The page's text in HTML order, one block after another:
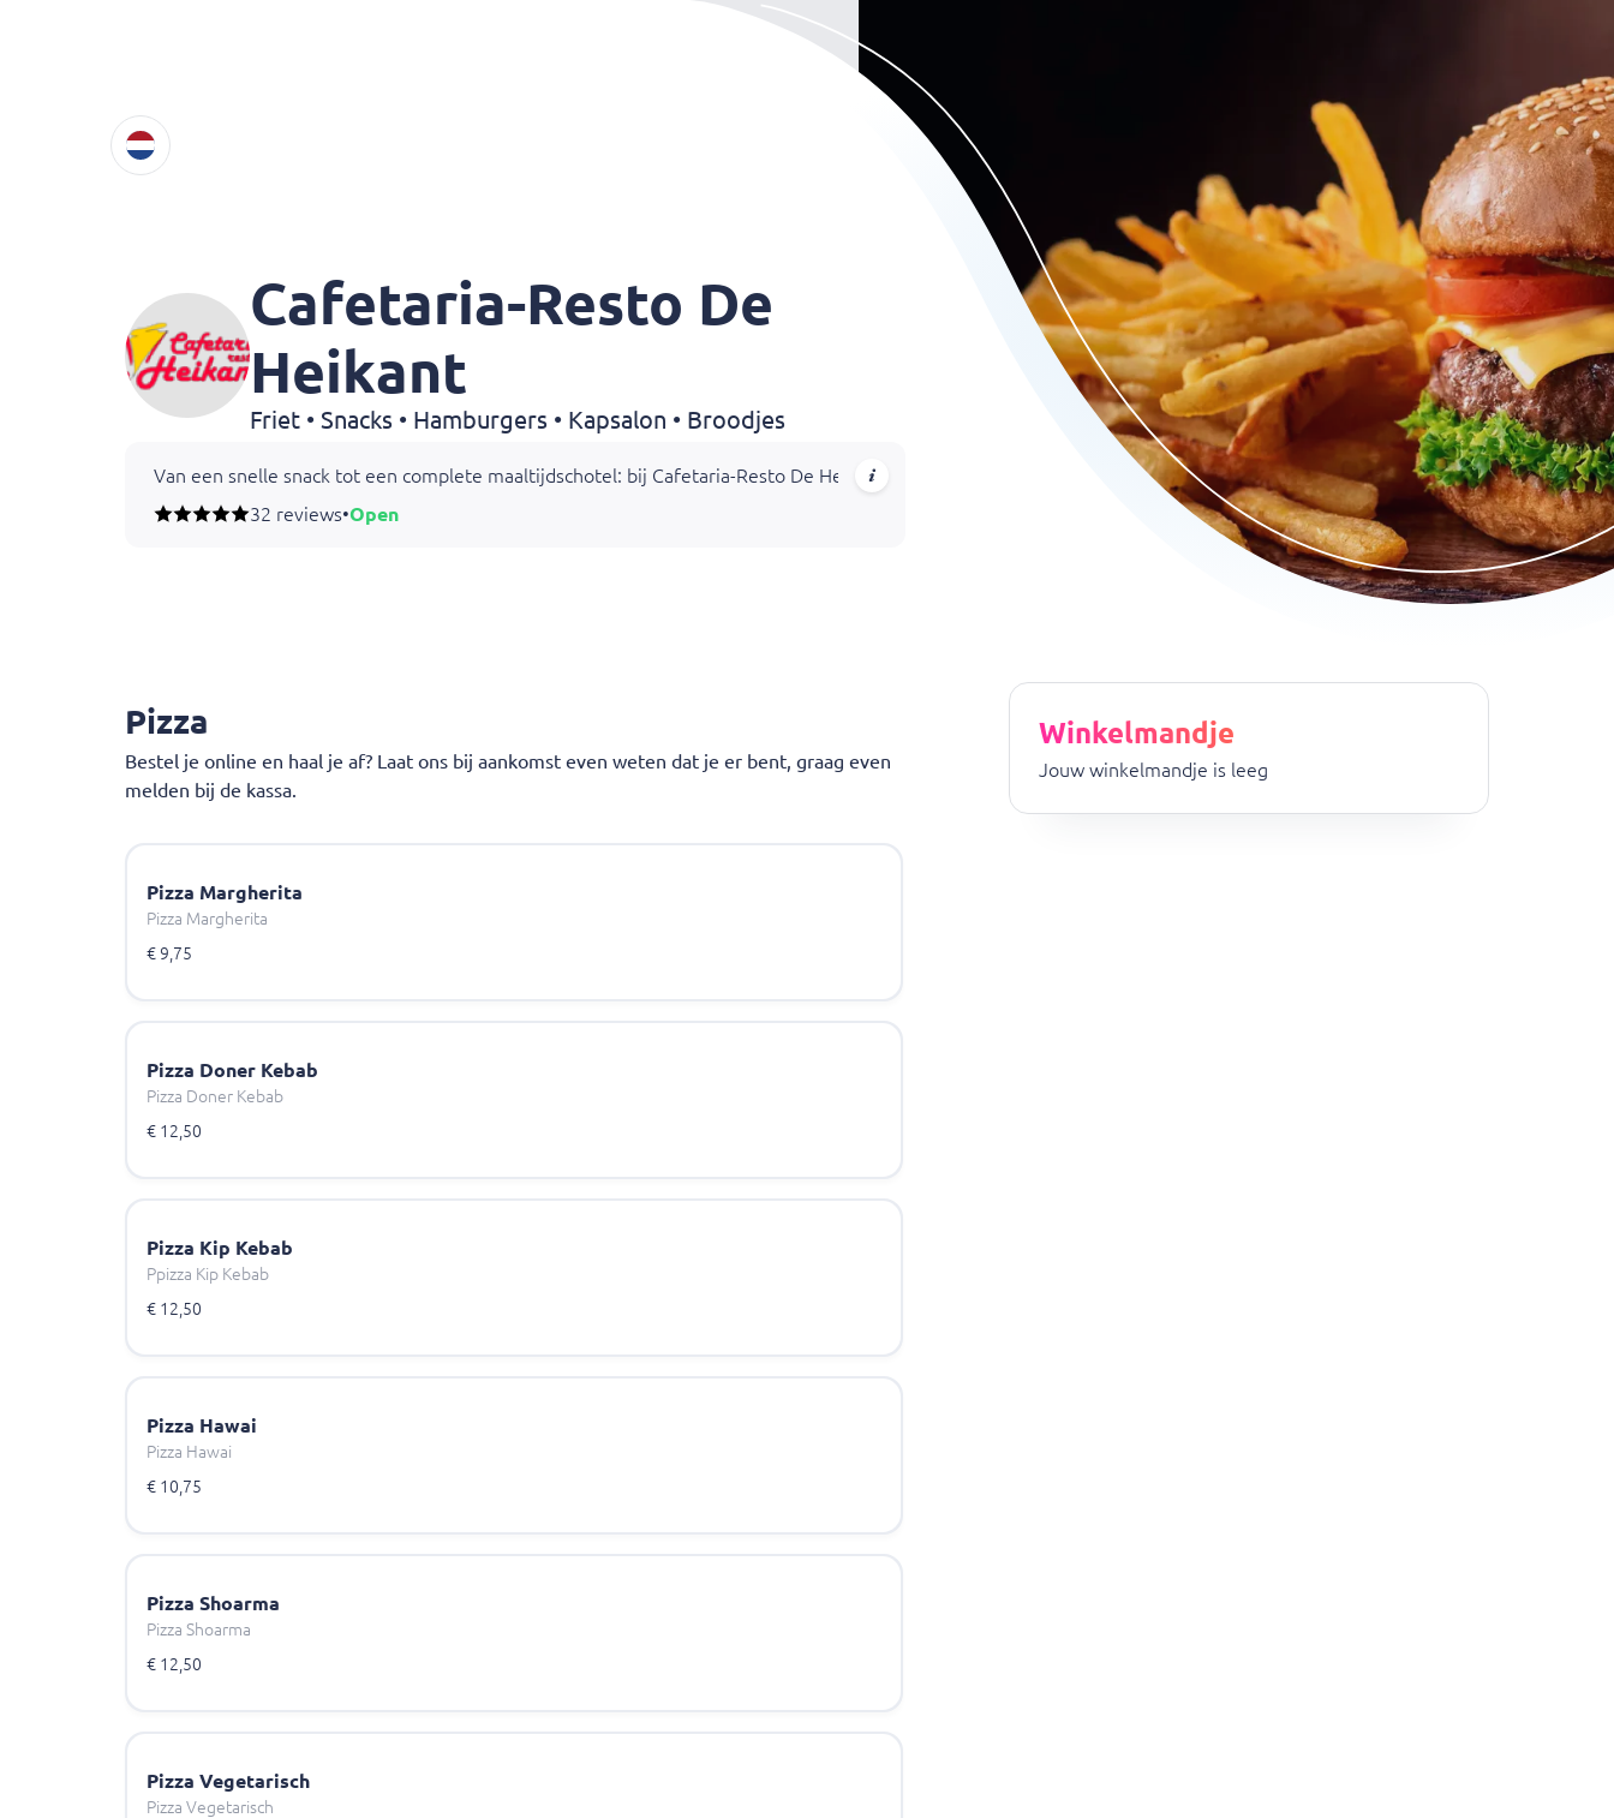
Cafetaria-Resto De
Heikant
Friet • Snacks • Hamburgers • Kapsalon • Broodjes
Van een snelle snack tot een complete maaltijdschotel: bij Cafetaria-Resto De Heikant in Tilburg vind je het allemaal op één menu. Onze specialiteit is vers
32 reviews•Open
Pizza
Bestel je online en haal je af? Laat ons bij aankomst even weten dat je er bent, graag even
melden bij de kassa.
Pizza Margherita
Pizza Margherita
€ 9,75
Pizza Doner Kebab
Pizza Doner Kebab
€ 12,50
Pizza Kip Kebab
Ppizza Kip Kebab
€ 12,50
Pizza Hawai
Pizza Hawai
€ 10,75
Pizza Shoarma
Pizza Shoarma
€ 12,50
Pizza Vegetarisch
Pizza Vegetarisch
Winkelmandje
Jouw winkelmandje is leeg